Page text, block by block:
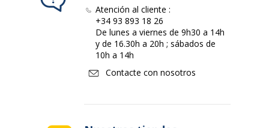
Atención al cliente :
+34 93 893 18 26
De lunes a viernes de 9h30 a 14h
y de 16.30h a 20h ; sábados de
10h a 14h
Contacte con nosotros